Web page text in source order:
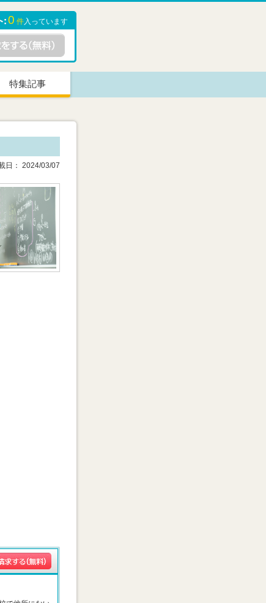
0 件入っています
特集記事
日： 2024/03/07